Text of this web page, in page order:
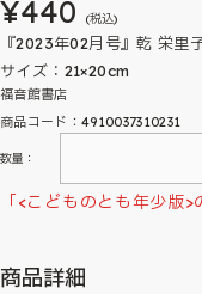
¥440 (税込)
『2023年02月号』乾 栄
サイズ：21×20cm
福音館書店
商品コード：4910037310231
数量：
「<こどものとも年少版
商品詳細